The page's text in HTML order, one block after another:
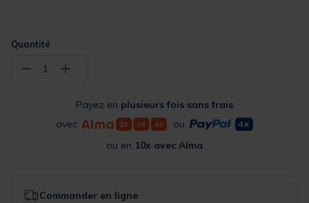
Quantité
− 1 +
Payez en plusieurs fois sans frais
avec
ou
ou en 10x avec Alma
Commander en ligne